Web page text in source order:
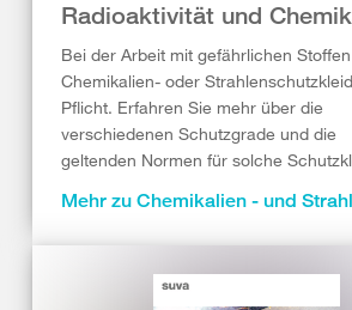
Radioaktivität und
Bei der Arbeit mit gefährlichen
Chemikalien- oder
Pflicht. Erfahren Sie mehr über die
verschiedenen Schutzgrade und die
geltenden Normen für solche
Mehr zu Chemikalien - und